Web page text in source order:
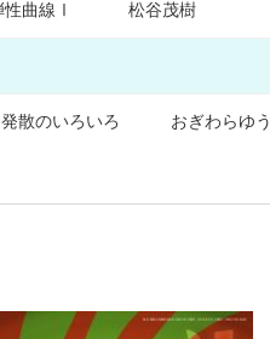
弾性曲線Ⅰ 松谷茂樹
発散のいろいろ おぎわらゆ